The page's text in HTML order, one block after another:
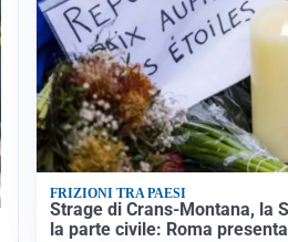
FRIZIONI TRA PAESI
Strage di Crans-Montana, la
la parte civile: Roma